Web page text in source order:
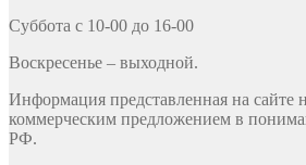
Суббота с 10-00 до 16-00
Воскресенье – выходной.
Информация представленная на сайте
коммерческим предложением в
РФ.